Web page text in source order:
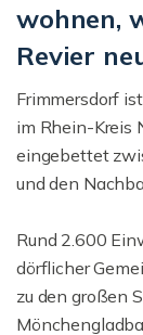
wohnen,
Revier
Frimmersdorf
im Rhein-Kreis
eingebettet
und den
Rund 2.600
dörflicher
zu den großen